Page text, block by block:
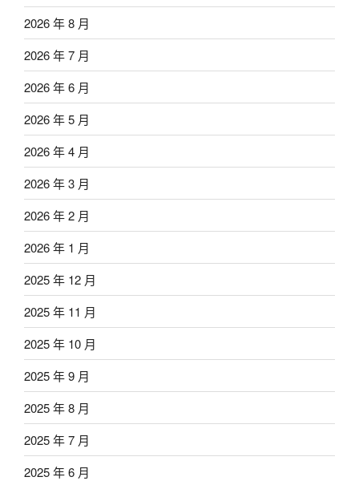
2026 年 8 月
2026 年 7 月
2026 年 6 月
2026 年 5 月
2026 年 4 月
2026 年 3 月
2026 年 2 月
2026 年 1 月
2025 年 12 月
2025 年 11 月
2025 年 10 月
2025 年 9 月
2025 年 8 月
2025 年 7 月
2025 年 6 月